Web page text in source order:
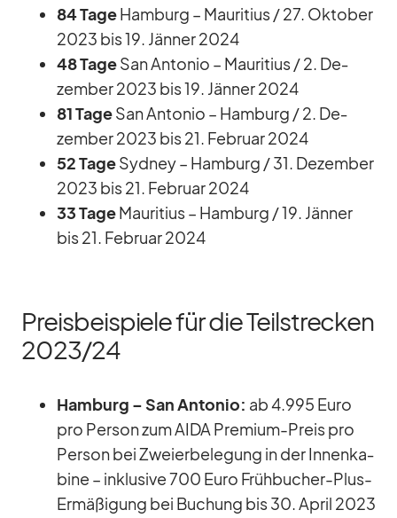
84 TageHam­burg – Mau­ri­tius /​ 27. Ok­to­ber
2023 bis 19. Jän­ner 2024
48 TageSan An­to­nio – Mau­ri­tius /​ 2. De­
zem­ber 2023 bis 19. Jän­ner 2024
81 TageSan An­to­nio – Ham­burg /​ 2. De­
zem­ber 2023 bis 21. Fe­bruar 2024
52 TageSyd­ney – Ham­burg /​ 31. De­zem­ber
2023 bis 21. Fe­bruar 2024
33 TageMau­ri­tius – Ham­burg /​ 19. Jän­ner
bis 21. Fe­bruar 2024
Preisbeispiele für die Teilstrecken
2023/​24
Ham­burg – San An­to­nio: ab 4.995 Euro
pro Per­son zum AIDA Pre­mium-Preis pro
Per­son bei Zwei­er­be­le­gung in der In­nen­ka­
bine – in­klu­sive 700 Euro Früh­bu­cher-Plus-
Er­mä­ßi­gung bei Bu­chung bis 30. April 2023